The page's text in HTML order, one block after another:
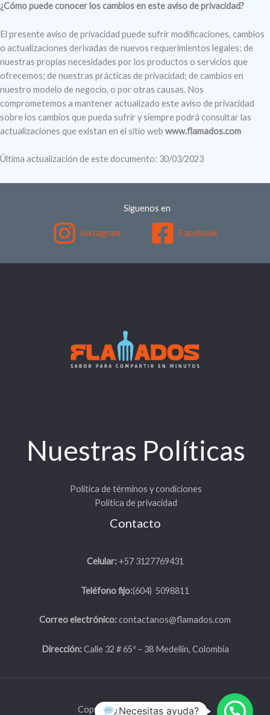
¿Cómo puede conocer los cambios en este aviso de privacidad?
El presente aviso de privacidad puede sufrir modificaciones, cambios
o actualizaciones derivadas de nuevos requerimientos legales; de
nuestras propias necesidades por los productos o servicios que
ofrecemos; de nuestras prácticas de privacidad; de cambios en
nuestro modelo de negocio, o por otras causas. Nos
comprometemos a mantener actualizado este aviso de privacidad
sobre los cambios que pueda sufrir y siempre podrá consultar las
actualizaciones que existan en el sitio web www.flamados.com
Última actualización de este documento: 30/03/2023
Siguenos en
Instagram Facebook
Nuestras Políticas
Política de términos y condiciones
Política de privacidad
Contacto
Celular: +57 3127769431
Teléfono fijo:(604) 5098811
Correo electrónico:contactanos@flamados.com
Dirección:Calle 32 # 65ª – 38 Medellín, Colombia
Copyright © 2026 | Flamados
¿Necesitas ayuda?